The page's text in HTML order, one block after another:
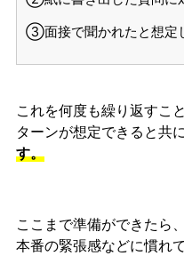
③面接で聞かれたと想定
これを何度も繰り返すこ
ターンが想定できると共に
す。
ここまで準備ができたら
本番の緊張感などに慣れ